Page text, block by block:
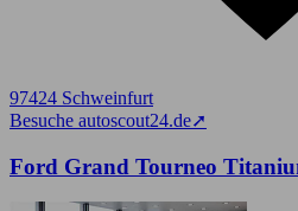
97424 Schweinfurt
Besuche autoscout24.de➚
Ford Grand Tourneo